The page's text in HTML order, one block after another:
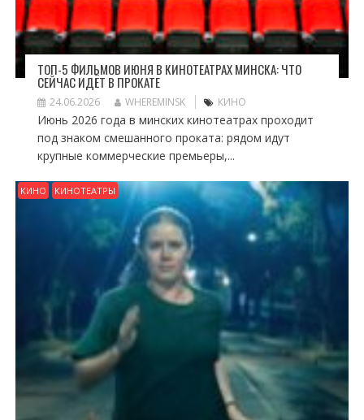
ТОП-5 ФИЛЬМОВ ИЮНЯ В КИНОТЕАТРАХ МИНСКА: ЧТО
СЕЙЧАС ИДЁТ В ПРОКАТЕ
24.06.2026 WHEREMINSK КИНО
Июнь 2026 года в минских кинотеатрах проходит
под знаком смешанного проката: рядом идут
крупные коммерческие премьеры,...
КИНО КИНОТЕАТРЫ